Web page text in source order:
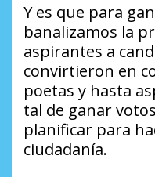
Y es que para
banalizamos la
aspirantes a
convirtieron en
poetas y hasta
tal de ganar
planificar para
ciudadanía.